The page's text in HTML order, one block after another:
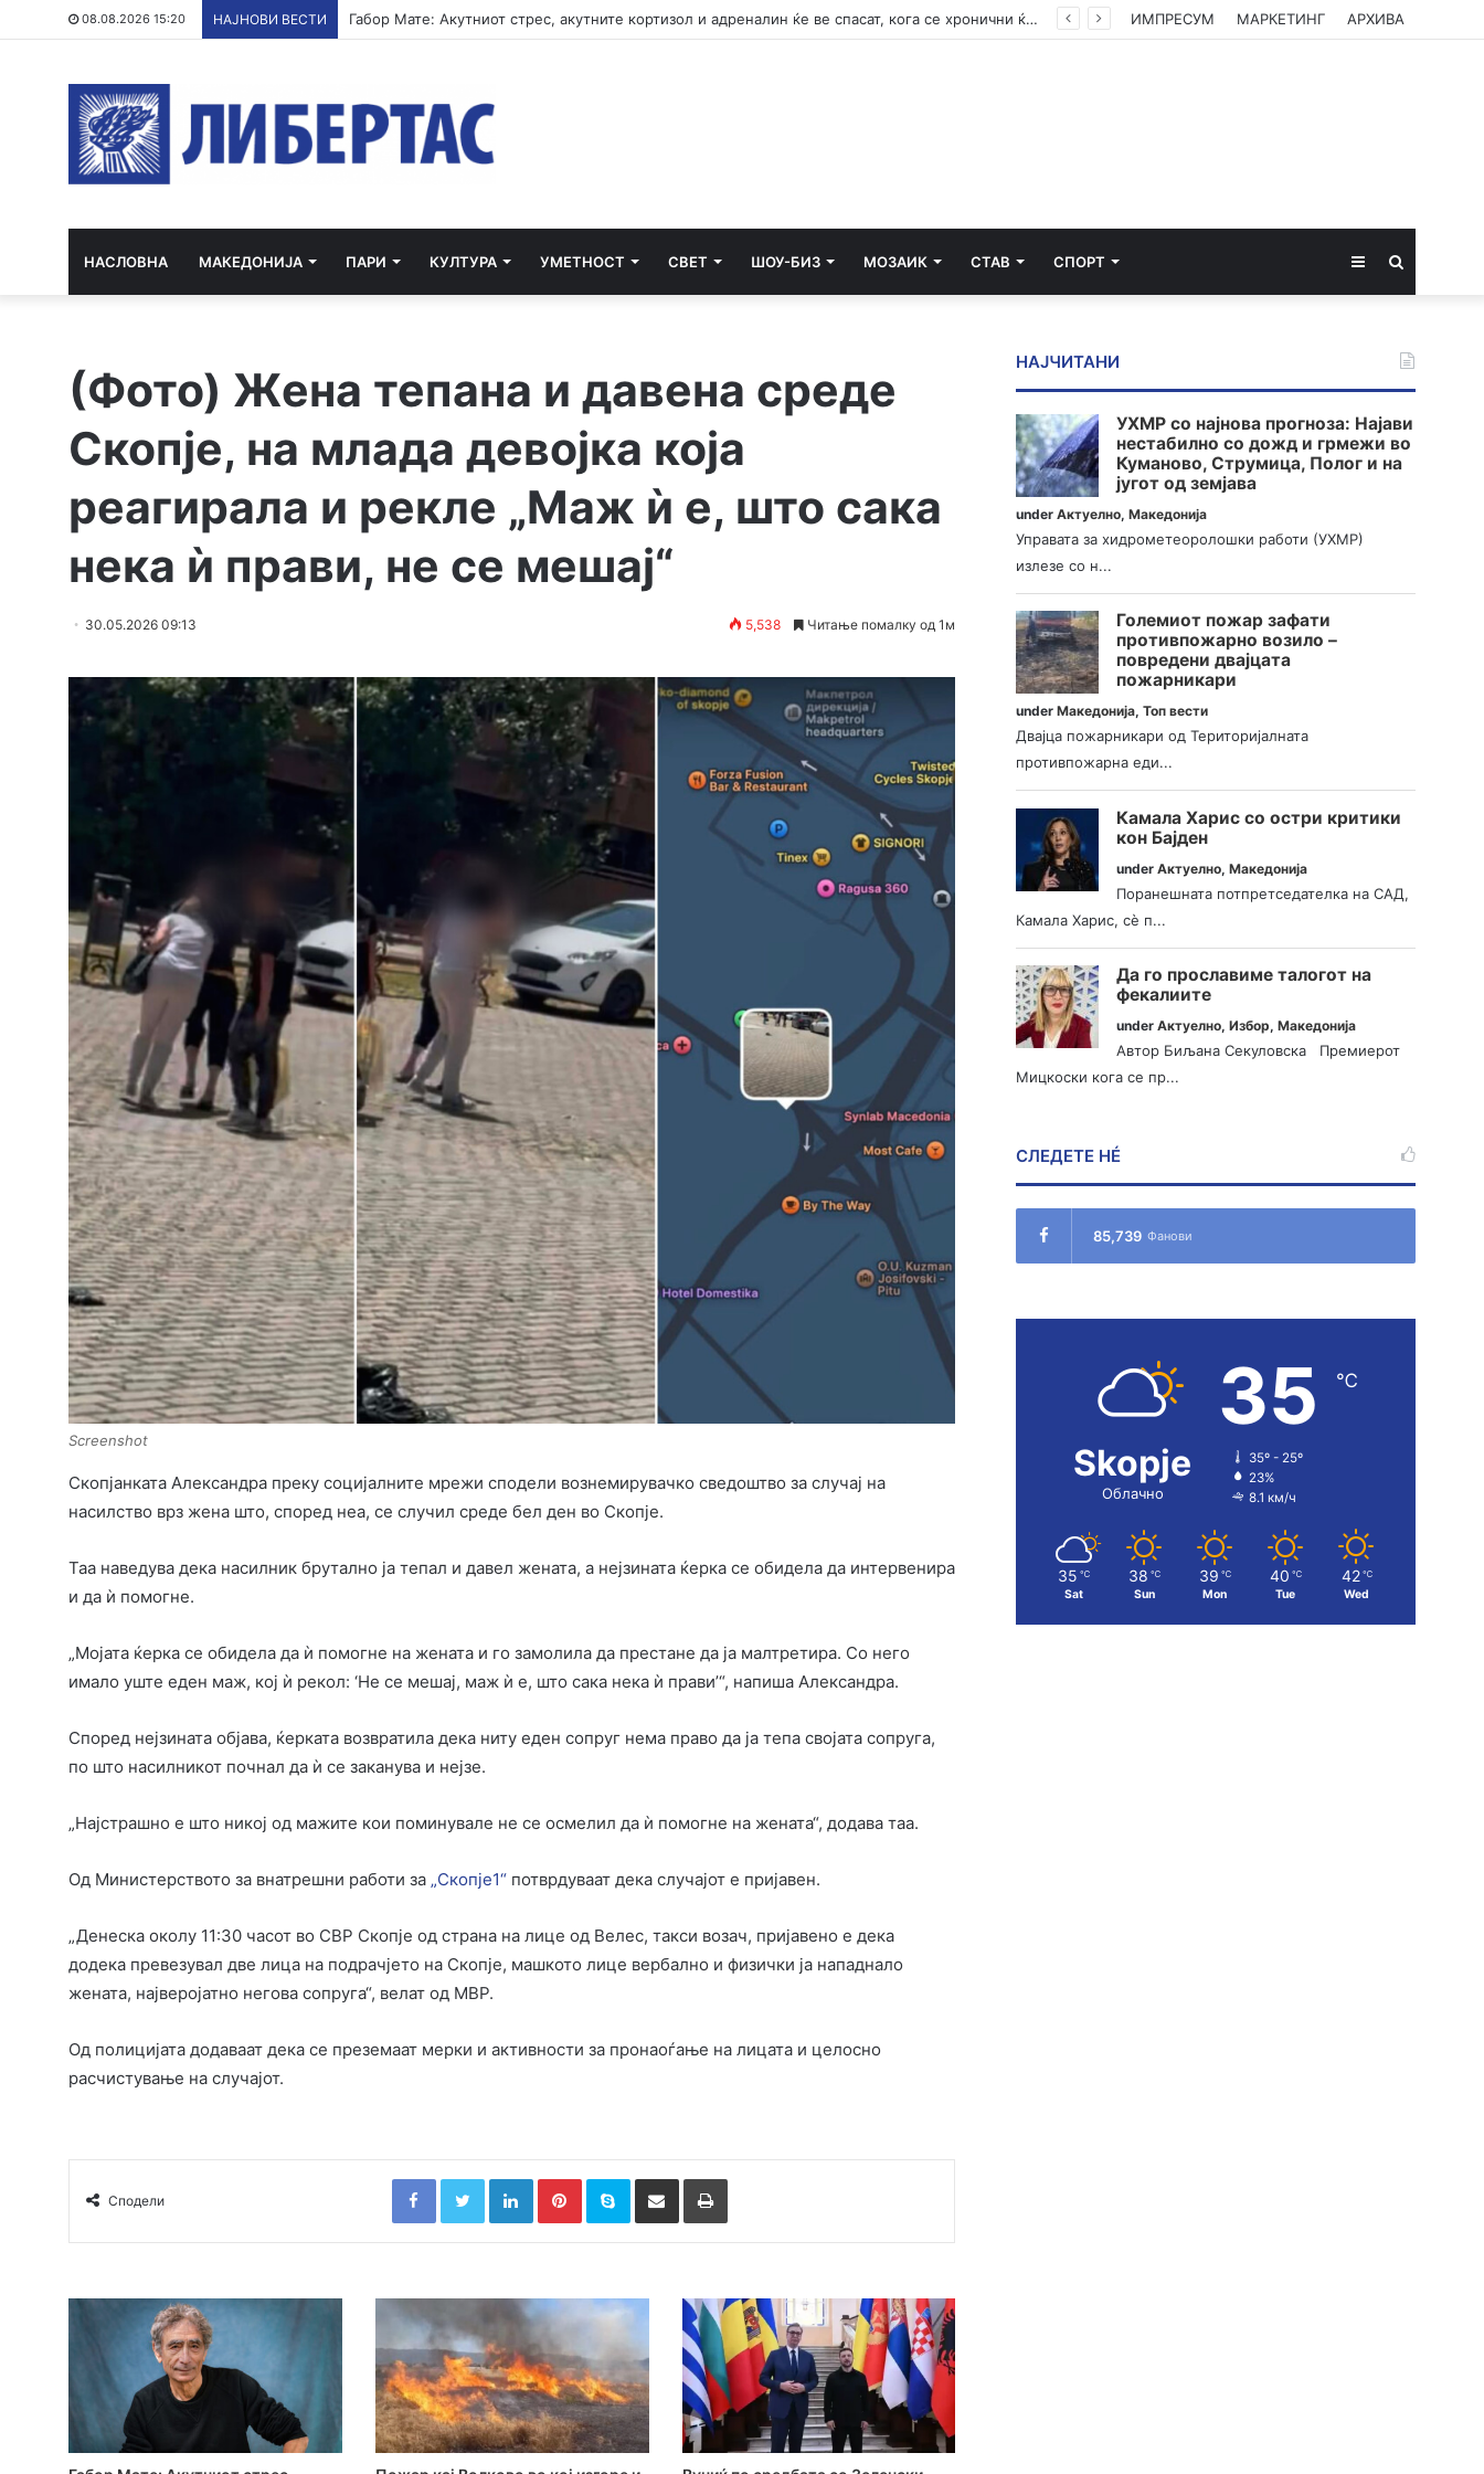
08.08.2026 15:20 НАЈНОВИ ВЕСТИ Габор Мате: Акутниот стрес, акутните кортизол и адреналин ќе ве спасат, кога се хронични ќе ве убијат ИМПРЕСУМ МАРКЕТИНГ АРХИВА
НАСЛОВНА МАКЕДОНИЈА ПАРИ КУЛТУРА УМЕТНОСТ СВЕТ ШОУ-БИЗ МОЗАИК СТАВ СПОРТ Sidebar
(Фото) Жена тепана и давена среде
Скопје, на млада девојка која
реагирала и рекле „Маж ѝ е, што сака
нека ѝ прави, не се мешај“
30.05.2026 09:13 5,538 Читање помалку од 1м
Screenshot
Скопјанката Александра преку социјалните мрежи сподели вознемирувачко сведоштво за случај на
насилство врз жена што, според неа, се случил среде бел ден во Скопје.
Таа наведува дека насилник брутално ја тепал и давел жената, а нејзината ќерка се обидела да интервенира
и да ѝ помогне.
„Мојата ќерка се обидела да ѝ помогне на жената и го замолила да престане да ја малтретира. Со него
имало уште еден маж, кој ѝ рекол: ‘Не се мешај, маж ѝ е, што сака нека ѝ прави’“, напиша Александра.
Според нејзината објава, ќерката возвратила дека ниту еден сопруг нема право да ја тепа својата сопруга,
по што насилникот почнал да ѝ се заканува и нејзе.
„Најстрашно е што никој од мажите кои поминувале не се осмелил да ѝ помогне на жената“, додава таа.
Од Министерството за внатрешни работи за „Скопје1“ потврдуваат дека случајот е пријавен.
„Денеска околу 11:30 часот во СВР Скопје од страна на лице од Велес, такси возач, пријавено е дека
додека превезувал две лица на подрачјето на Скопје, машкото лице вербално и физички ја нападнало
жената, најверојатно негова сопруга“, велат од МВР.
Од полицијата додаваат дека се преземаат мерки и активности за пронаоѓање на лицата и целосно
расчистување на случајот.
Сподели
FacebookTwitterLinkedInPinterestSkype Сподели преку Е-маил Испринтај
НАЈЧИТАНИ
УХМР со најнова прогноза: Најави
нестабилно со дожд и грмежи во
Куманово, Струмица, Полог и на
југот од земјава
underАктуелно,Македонија
Управата за хидрометеоролошки работи (УХМР)
излезе со н...
Големиот пожар зафати
противпожарно возило –
повредени двајцата
пожарникари
underМакедонија,Топ вести
Двајца пожарникари од Територијалната
противпожарна еди...
Камала Харис со остри критики
кон Бајден
underАктуелно,Македонија
Поранешната потпретседателка на САД,
Камала Харис, сè п...
Да го прославиме талогот на
фекалиите
underАктуелно,Избор,Македонија
Автор Биљана Секуловска Премиерот
Мицкоски кога се пр...
СЛЕДЕТЕ НÉ
85,739 Фанови
Skopje
Облачно
35 ℃
35º - 25º
23%
8.1 км/ч
35 ℃
Sat
38 ℃
Sun
39 ℃
Mon
40 ℃
Tue
42 ℃
Wed